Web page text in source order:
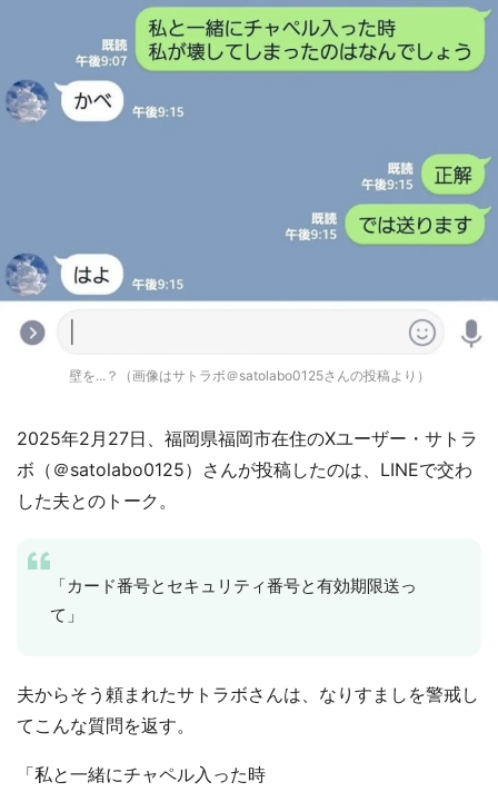
壁を...？（画像はサトラボ＠satolabo0125さんの投稿より）
2025年2月27日、福岡県福岡市在住のXユーザー・サトラ
ボ（＠satolabo0125）さんが投稿したのは、LINEで交わ
した夫とのトーク。
「カード番号とセキュリティ番号と有効期限送っ
て」
夫からそう頼まれたサトラボさんは、なりすましを警戒し
てこんな質問を返す。
「私と一緒にチャペル入った時